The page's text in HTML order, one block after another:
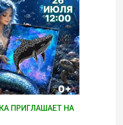
ПРИГЛАШАЕТ НА